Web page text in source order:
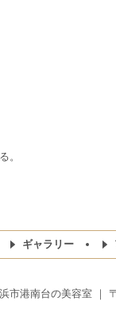
。
ギャラリー
市港南台の美容室 ｜